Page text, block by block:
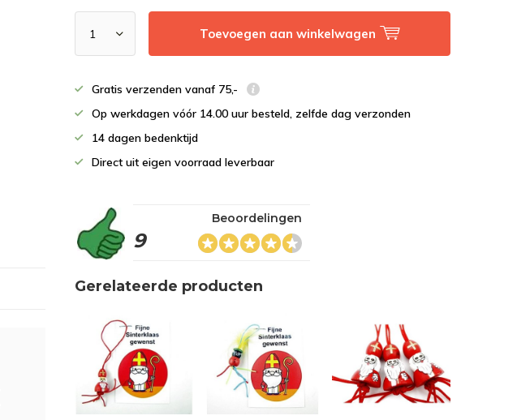
Toevoegen aan winkelwagen
Gratis verzenden vanaf 75,-
Op werkdagen vóór 14.00 uur besteld, zelfde dag verzonden
14 dagen bedenktijd
Direct uit eigen voorraad leverbaar
9
Beoordelingen
Gerelateerde producten